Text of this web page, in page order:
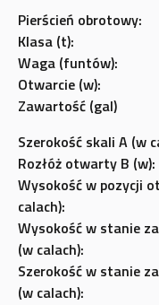
Pierścień obrotowy:
Klasa (t):
Waga (funtów):
Otwarcie (w):
Zawartość (gal)
Szerokość skali A (w
Rozłóż otwarty B (w):
Wysokość w pozycji
calach):
Wysokość w stanie
(w calach):
Szerokość w stanie
(w calach):